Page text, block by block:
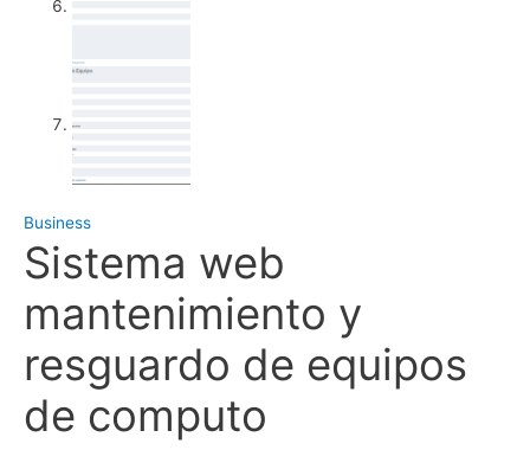
Business
Sistema web
mantenimiento y
resguardo de equipos
de computo